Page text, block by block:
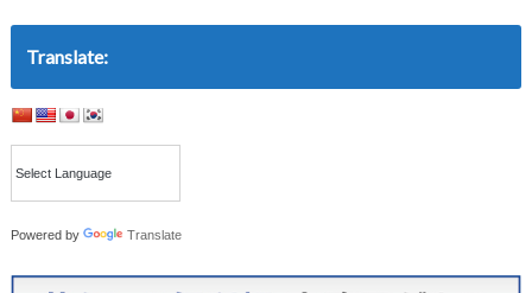
Translate:
Powered by Translate